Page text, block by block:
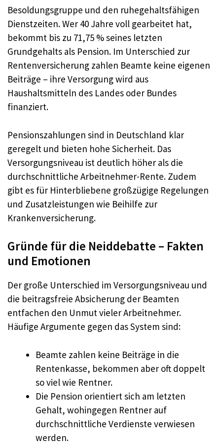
Besoldungsgruppe und den ruhegehaltsfähigen
Dienstzeiten. Wer 40 Jahre voll gearbeitet hat,
bekommt bis zu 71,75 % seines letzten
Grundgehalts als Pension. Im Unterschied zur
Rentenversicherung zahlen Beamte keine eigenen
Beiträge – ihre Versorgung wird aus
Haushaltsmitteln des Landes oder Bundes
finanziert.
Pensionszahlungen sind in Deutschland klar
geregelt und bieten hohe Sicherheit. Das
Versorgungsniveau ist deutlich höher als die
durchschnittliche Arbeitnehmer-Rente. Zudem
gibt es für Hinterbliebene großzügige Regelungen
und Zusatzleistungen wie Beihilfe zur
Krankenversicherung.
Gründe für die Neiddebatte – Fakten
und Emotionen
Der große Unterschied im Versorgungsniveau und
die beitragsfreie Absicherung der Beamten
entfachen den Unmut vieler Arbeitnehmer.
Häufige Argumente gegen das System sind:
Beamte zahlen keine Beiträge in die
Rentenkasse, bekommen aber oft doppelt
so viel wie Rentner.
Die Pension orientiert sich am letzten
Gehalt, wohingegen Rentner auf
durchschnittliche Verdienste verwiesen
werden.